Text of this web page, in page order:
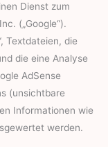
Dienst zum
(„Google“).
Textdateien, die
die eine Analyse
AdSense
(unsichtbare
Informationen wie
werden.